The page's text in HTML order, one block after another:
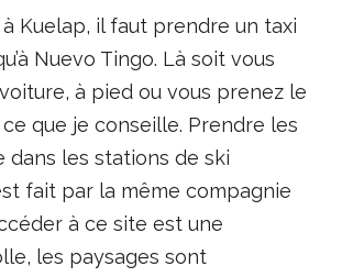
Kuelap, il faut prendre un taxi
Nuevo Tingo. Là soit vous
à pied ou vous prenez le
que je conseille. Prendre les
dans les stations de ski
fait par la même compagnie
à ce site est une
les paysages sont